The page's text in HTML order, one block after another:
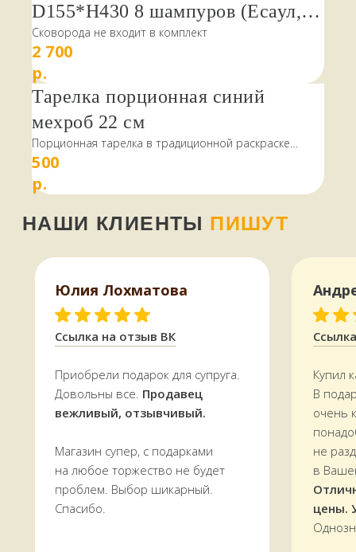
Подказанник покрыт термостойкой краской,
выдерживающей высокую температуру открытого
огня.
D155*H430 8 шампуров (Есаул,
Атаман)
Сковорода не входит в комплект
2 700
р.
Тарелка порционная синий
мехроб 22 см
Порционная тарелка в традиционной раскраске
мехроб. Диаметр 22 см.
500
р.
Купил
В
очень
не
в
цены.
Приобрели подарок для супруга.
Довольны все. Продавец
вежливый, отзывчивый.
Магазин супер, с подарками
на любое торжество не будет
проблем. Выбор шикарный.
Спасибо.
Ссылка на отзыв ВК
Юлия Лохматова
КАК МЫ РАБОТАЕМ,
ОПЛАТА И ДОСТАВКА
Всё, что есть на сайте, есть
в магазине в Терском переулке, дом 4
Доставляем заказы по всей области.